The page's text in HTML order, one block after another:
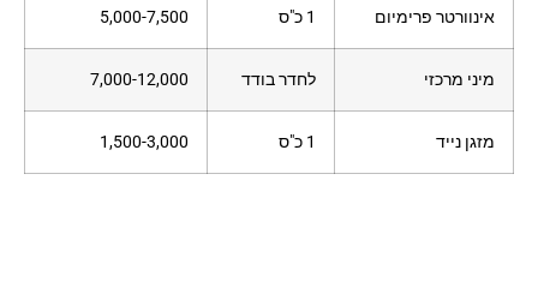
אינוורטר פרימיום 1 כ"ס 5,000-7,500
מיני מרכזי לחדר בודד 7,000-12,000
מזגן נייד 1 כ"ס 1,500-3,000